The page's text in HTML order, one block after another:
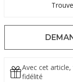
Avec cet
fidélité